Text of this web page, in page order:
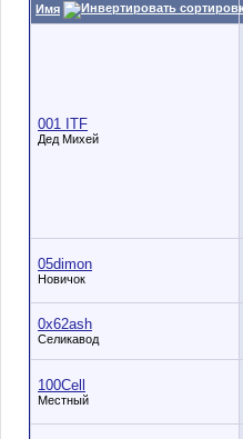
Имя
001 ITF
Дед Михей
05dimon
Новичок
0x62ash
Селикавод
100Cell
Местный